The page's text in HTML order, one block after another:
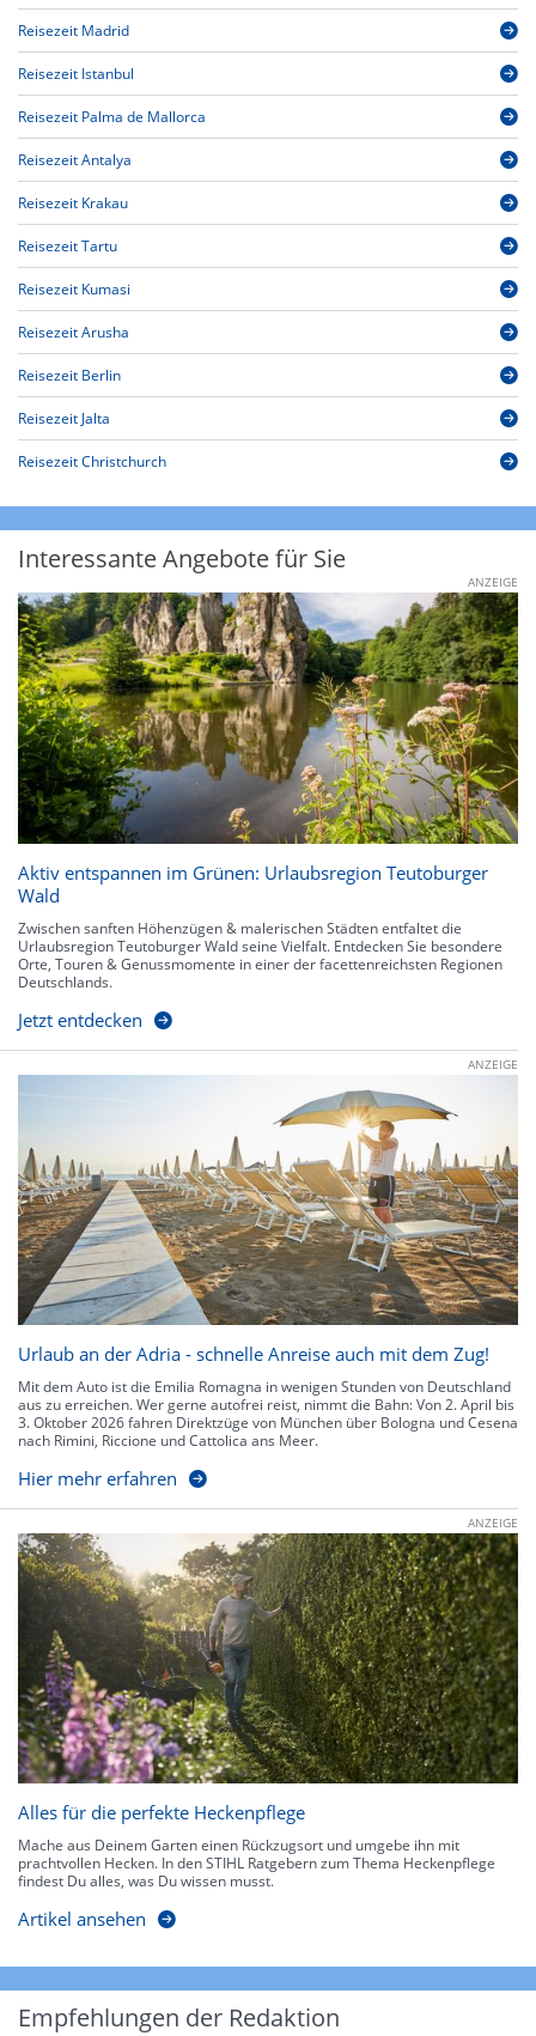
Reisezeit Madrid
Reisezeit Istanbul
Reisezeit Palma de Mallorca
Reisezeit Antalya
Reisezeit Krakau
Reisezeit Tartu
Reisezeit Kumasi
Reisezeit Arusha
Reisezeit Berlin
Reisezeit Jalta
Reisezeit Christchurch
Interessante Angebote für Sie
ANZEIGE
Aktiv entspannen im Grünen: Urlaubsregion Teutoburger
Wald
Zwischen sanften Höhenzügen & malerischen Städten entfaltet die
Urlaubsregion Teutoburger Wald seine Vielfalt. Entdecken Sie besondere
Orte, Touren & Genussmomente in einer der facettenreichsten Regionen
Deutschlands.
Jetzt entdecken
ANZEIGE
Urlaub an der Adria - schnelle Anreise auch mit dem Zug!
Mit dem Auto ist die Emilia Romagna in wenigen Stunden von Deutschland
aus zu erreichen. Wer gerne autofrei reist, nimmt die Bahn: Von 2. April bis
3. Oktober 2026 fahren Direktzüge von München über Bologna und Cesena
nach Rimini, Riccione und Cattolica ans Meer.
Hier mehr erfahren
ANZEIGE
Alles für die perfekte Heckenpflege
Mache aus Deinem Garten einen Rückzugsort und umgebe ihn mit
prachtvollen Hecken. In den STIHL Ratgebern zum Thema Heckenpflege
findest Du alles, was Du wissen musst.
Artikel ansehen
Empfehlungen der Redaktion